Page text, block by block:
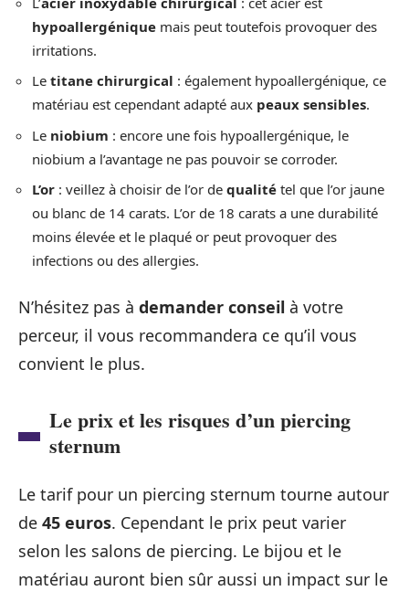
hypoallergénique mais peut toutefois provoquer des
irritations.
Le titane chirurgical : également hypoallergénique, ce
matériau est cependant adapté aux peaux sensibles.
Le niobium : encore une fois hypoallergénique, le
niobium a l’avantage ne pas pouvoir se corroder.
L’or : veillez à choisir de l’or de qualité tel que l’or jaune
ou blanc de 14 carats. L’or de 18 carats a une durabilité
moins élevée et le plaqué or peut provoquer des
infections ou des allergies.
N’hésitez pas à demander conseil à votre
perceur, il vous recommandera ce qu’il vous
convient le plus.
Le prix et les risques d’un piercing
sternum
Le tarif pour un piercing sternum tourne autour
de 45 euros. Cependant le prix peut varier
selon les salons de piercing. Le bijou et le
matériau auront bien sûr aussi un impact sur le